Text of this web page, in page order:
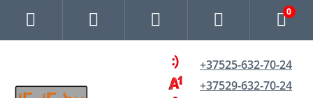
0
+37525-632-70-24
+37529-632-70-24